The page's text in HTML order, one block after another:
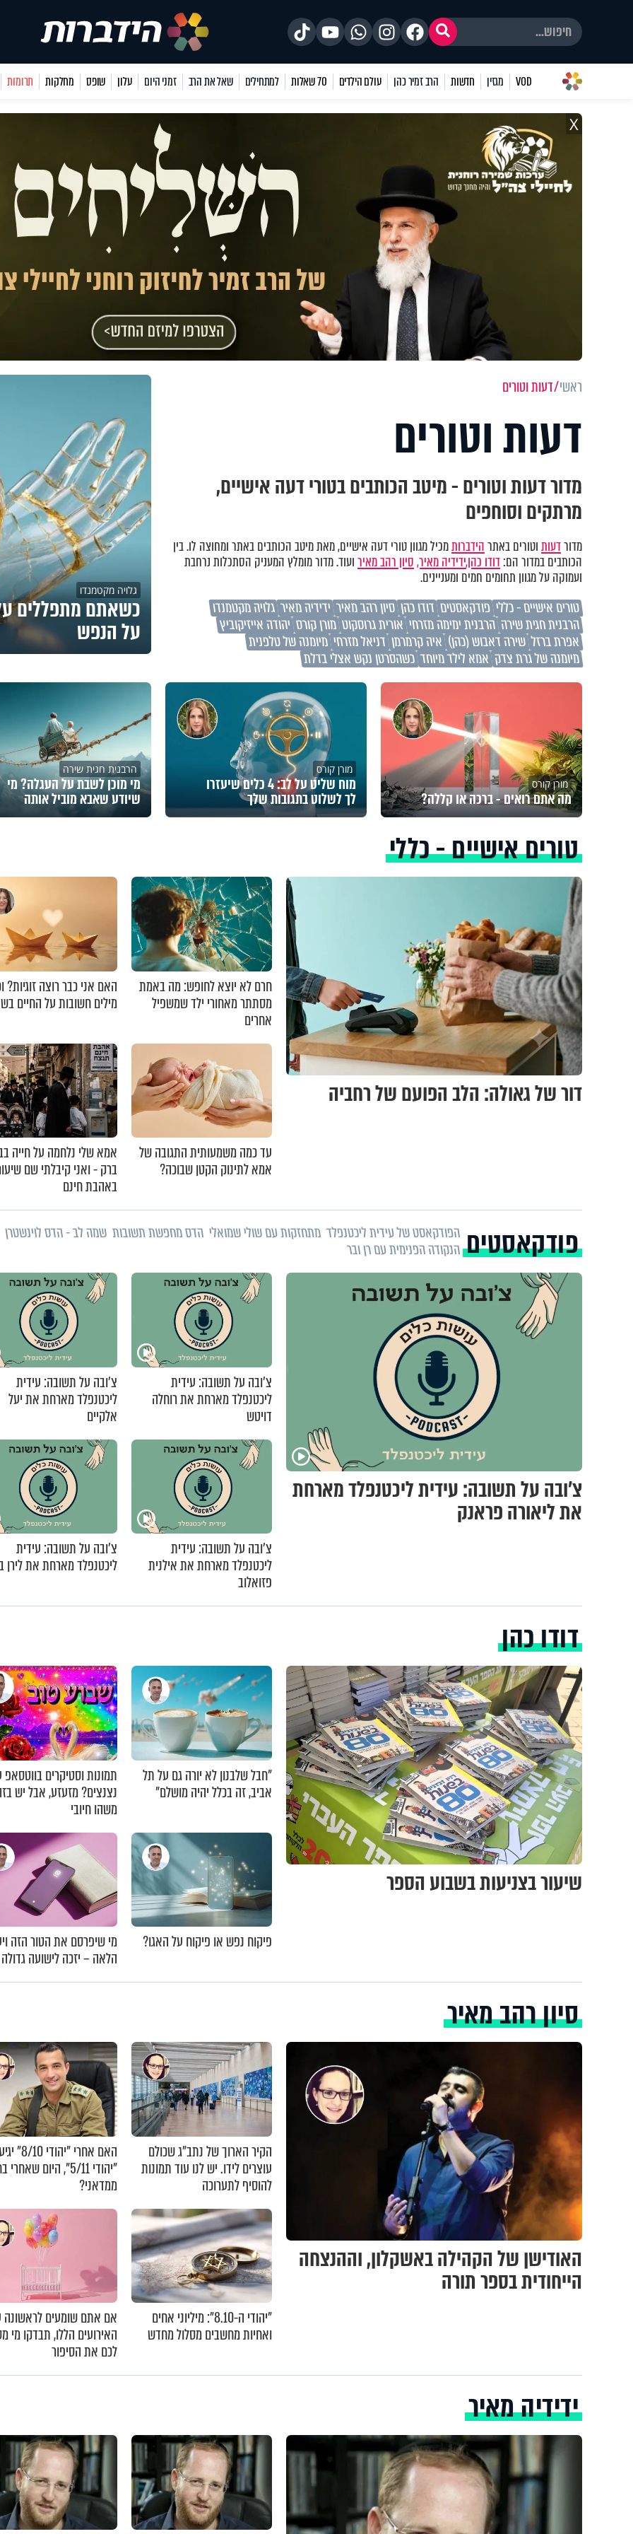
VOD מגזין חדשות הרב זמיר כהן עולם הילדים 70 שאלות למתחילים שאל את הרב זמני היום עלון שופס מחלקות תרומות
X
ראשי דעות וטורים
דעות וטורים
מדור דעות וטורים - מיטב הכותבים בטורי דעה אישיים,
מרתקים וסוחפים
מדורדעותוטורים באתרהידברותמכיל מגוון טורי דעה אישיים, מאת מיטב הכותבים באתר ומחוצה לו. בין
הכותבים במדור הם:דודו כהן,ידידיה מאיר,סיון רהב מאירועוד. מדור מומלץ המעניק הסתכלות נרחבת
ועמוקה על מגוון תחומים חמים ומעניינים.
טורים אישיים - כללי פודקאסטים דודו כהן סיון רהב מאיר ידידיה מאיר גלויה מקטמנדו
הרבנית חגית שירה הרבנית ימימה מזרחי אורית גרוסקוט מורן קורס יהודה אייזיקוביץ
אפרת ברזל שירה דאבוש (כהן) איה קרמרמן דניאל מזרחי מיומנה של טלפנית
מיומנה של גרת צדק אמא לילד מיוחד כשהסרטן נקש אצלי בדלת
גלויה מקטמנדו
כשאתם מתפללים
על הנפש
מורן קורס
מה אתם רואים - ברכה או קללה?
מורן קורס
מוח שליט על לב: 4 כלים שיעזרו
לך לשלוט בתגובות שלך
הרבנית חגית שירה
מי מוכן לשבת על העגלה? מי
שיודע שאבא מוביל אותה
טורים אישיים - כללי
דור של גאולה: הלב הפועם של רחביה
חרם לא יוצא לחופש: מה באמת
מסתתר מאחורי ילד שמשפיל
אחרים
האם אני כבר רוצה זוגיות?
מילים חשובות על החיים
עד כמה משמעותית התגובה של
אמא לתינוק הקטן שבוכה?
אמא שלי נלחמה על חייה
ברק - ואני קיבלתי שם
באהבת חינם
פודקאסטים הפודקאסט של עידית ליכטנפלד מתחזקות עם שולי שמואלי הדס מחפשת תשובות שמה לב - הדס לוינשטרן
הנקודה הפנימית עם רן ובר
צ'ובה על תשובה: עידית ליכטנפלד מארחת
את ליאורה פראנק
צ'ובה על תשובה: עידית
ליכטנפלד מארחת את רוחלה
דויטש
צ'ובה על תשובה: עידית
ליכטנפלד מארחת את יעל
אלקיים
צ'ובה על תשובה: עידית
ליכטנפלד מארחת את אילנית
פזואלוב
צ'ובה על תשובה: עידית
ליכטנפלד מארחת את לירן
דודו כהן
שיעור בצניעות בשבוע הספר
"חבל שלבנון לא יורה גם על תל
אביב, זה בכלל יהיה מושלם"
תמונות וסטיקרים
נצנצים? מזעזע, אבל יש
משהו חיובי
פיקוח נפש או פיקוח על האגו?
מי שיפרסם את הטור הזה
הלאה – יזכה לישועה גדולה
סיון רהב מאיר
האודישן של הקהילה באשקלון, וההנצחה
הייחודית בספר תורה
הקיר הארוך של נתב"ג שכולם
עוצרים לידו. יש לנו עוד תמונות
להוסיף לתערוכה
האם אחרי
"יהודי 5/11", היום
ממדאני?
"יהודי ה-8.10": מיליוני אחים
ואחיות מחשבים מסלול מחדש
אם אתם שומעים לראשונה
האירועים הללו, תבדקו מי
לכם את הסיפור
ידידיה מאיר